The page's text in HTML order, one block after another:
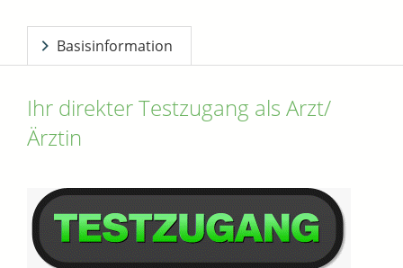
Basisinformation
Ihr direkter Testzugang als Arzt/
Ärztin